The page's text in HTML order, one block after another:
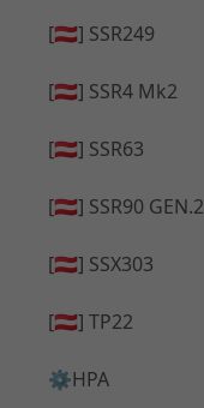
🔄 原廠 ⧸ 零件
[🇦🇹] SSR249
🟦 主體 ⧸ 彈匣
[🇦🇹] SSR4 Mk2
🟦 主體 ⧸ 彈匣
[🇦🇹] SSR63
🆙 升級 ⧸ 部件
[🇦🇹] SSR90 GEN.2
🆙 升級 ⧸ 部件
[🇦🇹] SSX303
🔄 原廠 ⧸ 零件
🆙 升級 ⧸ 部件
[🇦🇹] TP22
🔄 原廠 ⧸ 零件
⚙️HPA